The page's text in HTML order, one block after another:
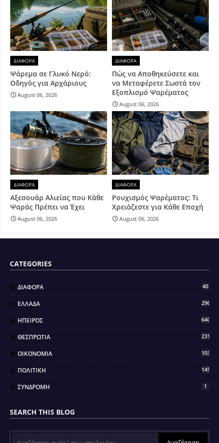
ΔΙΑΦΟΡΑ
Ψάρεμα σε Γλυκό Νερό:
Οδηγός για Αρχάριους
August 06, 2026
ΔΙΑΦΟΡΑ
Πώς να Αποθηκεύσετε και
να Μεταφέρετε Σωστά τον
Εξοπλισμό Ψαρέματος
August 06, 2026
ΔΙΑΦΟΡΑ
Αξεσουάρ Αλιείας που Κάθε
Ψαράς Πρέπει να Έχει
August 06, 2026
ΔΙΑΦΟΡΑ
Ρουχισμός Ψαρέματος: Τι
Χρειάζεστε για Κάθε Εποχή
August 06, 2026
CATEGORIES
ΔΙΑΦΟΡΑ 40
ΕΛΛΑΔΑ 296
ΗΠΕΙΡΟΣ 640
ΘΕΣΠΡΩΤΙΑ 2317
ΟΙΚΟΝΟΜΙΑ 103
ΠΟΛΙΤΙΚΗ 145
ΣΥΝΔΡΟΜΗ 1
SEARCH THIS BLOG